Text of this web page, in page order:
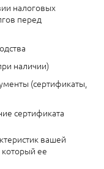
налоговых
перед
наличии)
(сертификаты,
сертификата
вашей
ее